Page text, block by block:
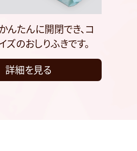
んたんに開閉でき、コ
ズのおしりふきです。
詳細を見る